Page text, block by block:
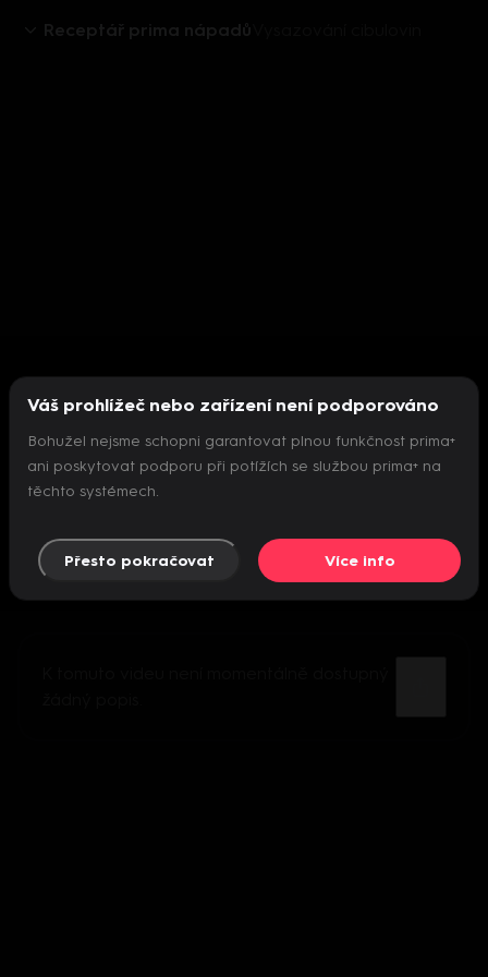
Receptář prima nápadů
Nepodařilo se inicializovat přehrávač
Váš prohlížeč nebo zařízení není podporováno
Bohužel nejsme schopni garantovat plnou funkčnost prima+
ani poskytovat podporu při potížích se službou prima+ na
těchto systémech.
Přesto pokračovat Více info